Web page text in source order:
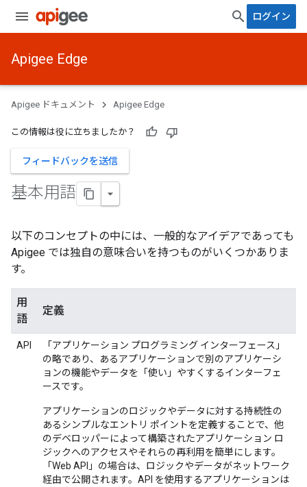
ログイン
Apigee Edge
Apigee ドキュメント Apigee Edge
この情報は役に立ちましたか？
フィードバックを送信
基本用語
以下のコンセプトの中には、一般的なアイデアであっても
Apigee では独自の意味合いを持つものがいくつかありま
す。
用
語
定義
API
「アプリケーション プログラミング インターフェース」
の略であり、あるアプリケーションで別のアプリケーシ
ョンの機能やデータを「使い」やすくするインターフェ
ースです。
アプリケーションのロジックやデータに対する持続性の
あるシンプルなエントリ ポイントを定義することで、他
のデベロッパーによって構築されたアプリケーション ロ
ジックへのアクセスやそれらの再利用を簡単にします。
「Web API」の場合は、ロジックやデータがネットワーク
経由で公開されます。API を使用するアプリケーションは